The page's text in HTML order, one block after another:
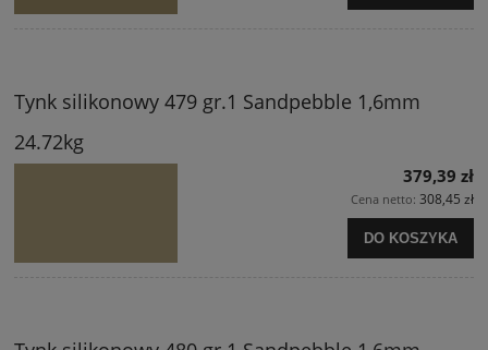
Tynk silikonowy 479 gr.1 Sandpebble 1,6mm
24.72kg
379,39 zł
Cena netto: 308,45 zł
DO KOSZYKA